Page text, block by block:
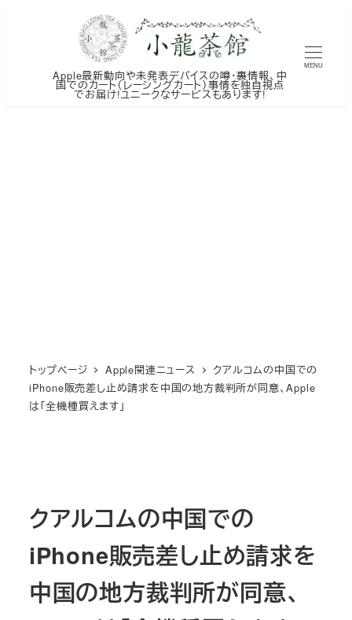
Apple最新動向や未発表デバイスの噂・裏情報、中
国でのカート（レーシングカート）事情を独自視点
でお届け!ユニークなサービスもあります!
MENU
トップページ Apple関連ニュース
クアルコムの中国での
iPhone販売差し止め請求を中国の地方裁判所が同意、Apple
は「全機種買えます」
クアルコムの中国での
iPhone販売差し止め請求を
中国の地方裁判所が同意、